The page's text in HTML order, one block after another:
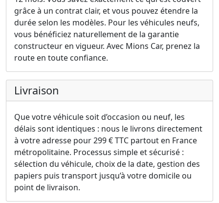
grâce à un contrat clair, et vous pouvez étendre la
durée selon les modèles. Pour les véhicules neufs,
vous bénéficiez naturellement de la garantie
constructeur en vigueur. Avec Mions Car, prenez la
route en toute confiance.
Livraison
Que votre véhicule soit d’occasion ou neuf, les
délais sont identiques : nous le livrons directement
à votre adresse pour 299 € TTC partout en France
métropolitaine. Processus simple et sécurisé :
sélection du véhicule, choix de la date, gestion des
papiers puis transport jusqu’à votre domicile ou
point de livraison.